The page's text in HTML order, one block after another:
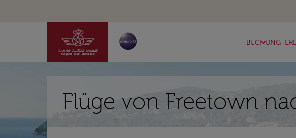
BUCHUNG
keyboard_arrow_down
Flüge von Freetown